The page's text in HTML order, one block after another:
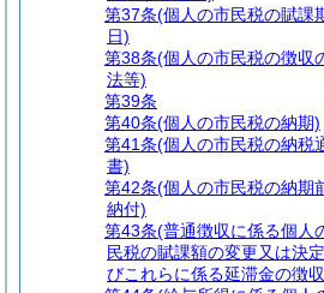
第37条(個人の市民税の賦課
日)
第38条(個人の市民税の徴収
法等)
第39条
第40条(個人の市民税の納期)
第41条(個人の市民税の納税
書)
第42条(個人の市民税の納期
納付)
第43条(普通徴収に係る個人
民税の賦課額の変更又は決
びこれらに係る延滞金の徴